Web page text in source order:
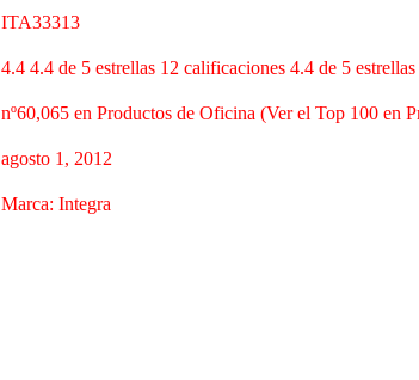
‎ITA33313
4.4 4.4 de 5 estrellas 12 calificaciones 4.4 de 5 estrellas
nº60,065 en Productos de Oficina (Ver el Top 100 en
agosto 1, 2012
Marca: Integra